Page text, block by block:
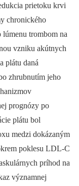
prietoku krvi
chronického
trombom na
vzniku akútnych
plátu daná
zhrubnutím jeho
prognózy po
plátu bol
medzi dokázaným
poklesu LDL-C
príhod na
významnej